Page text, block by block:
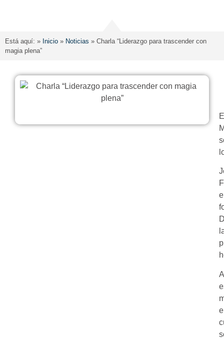
Está aquí: » Inicio » Noticias » Charla “Liderazgo para trascender con
magia plena”